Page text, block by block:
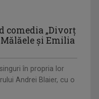
comedia „Divorţ
şi Emilia
în propria lor
Andrei Blaier, cu o